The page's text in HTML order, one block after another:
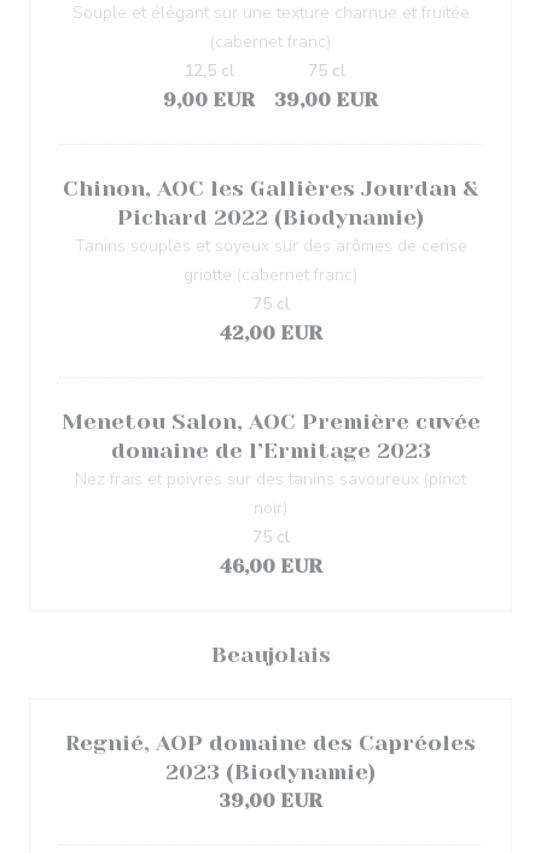
Souple et élégant sur une texture charnue et fruitée
(cabernet franc)
9,00 EUR
12,5 cl
39,00 EUR
75 cl
Chinon, AOC les Gallières Jourdan &
Pichard 2022 (Biodynamie)
Tanins souples et soyeux sur des arômes de cerise
griotte (cabernet franc)
42,00 EUR
75 cl
Menetou Salon, AOC Première cuvée
domaine de l’Ermitage 2023
Nez frais et poivrés sur des tanins savoureux (pinot
noir)
46,00 EUR
75 cl
Beaujolais
Regnié, AOP domaine des Capréoles
2023 (Biodynamie)
39,00 EUR